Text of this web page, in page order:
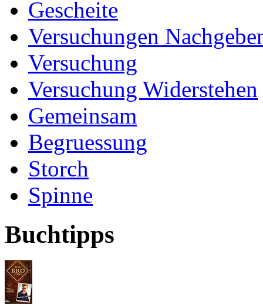
Gescheite
Versuchungen
Versuchung
Versuchung Widerstehen
Gemeinsam
Begruessung
Storch
Spinne
Buchtipps